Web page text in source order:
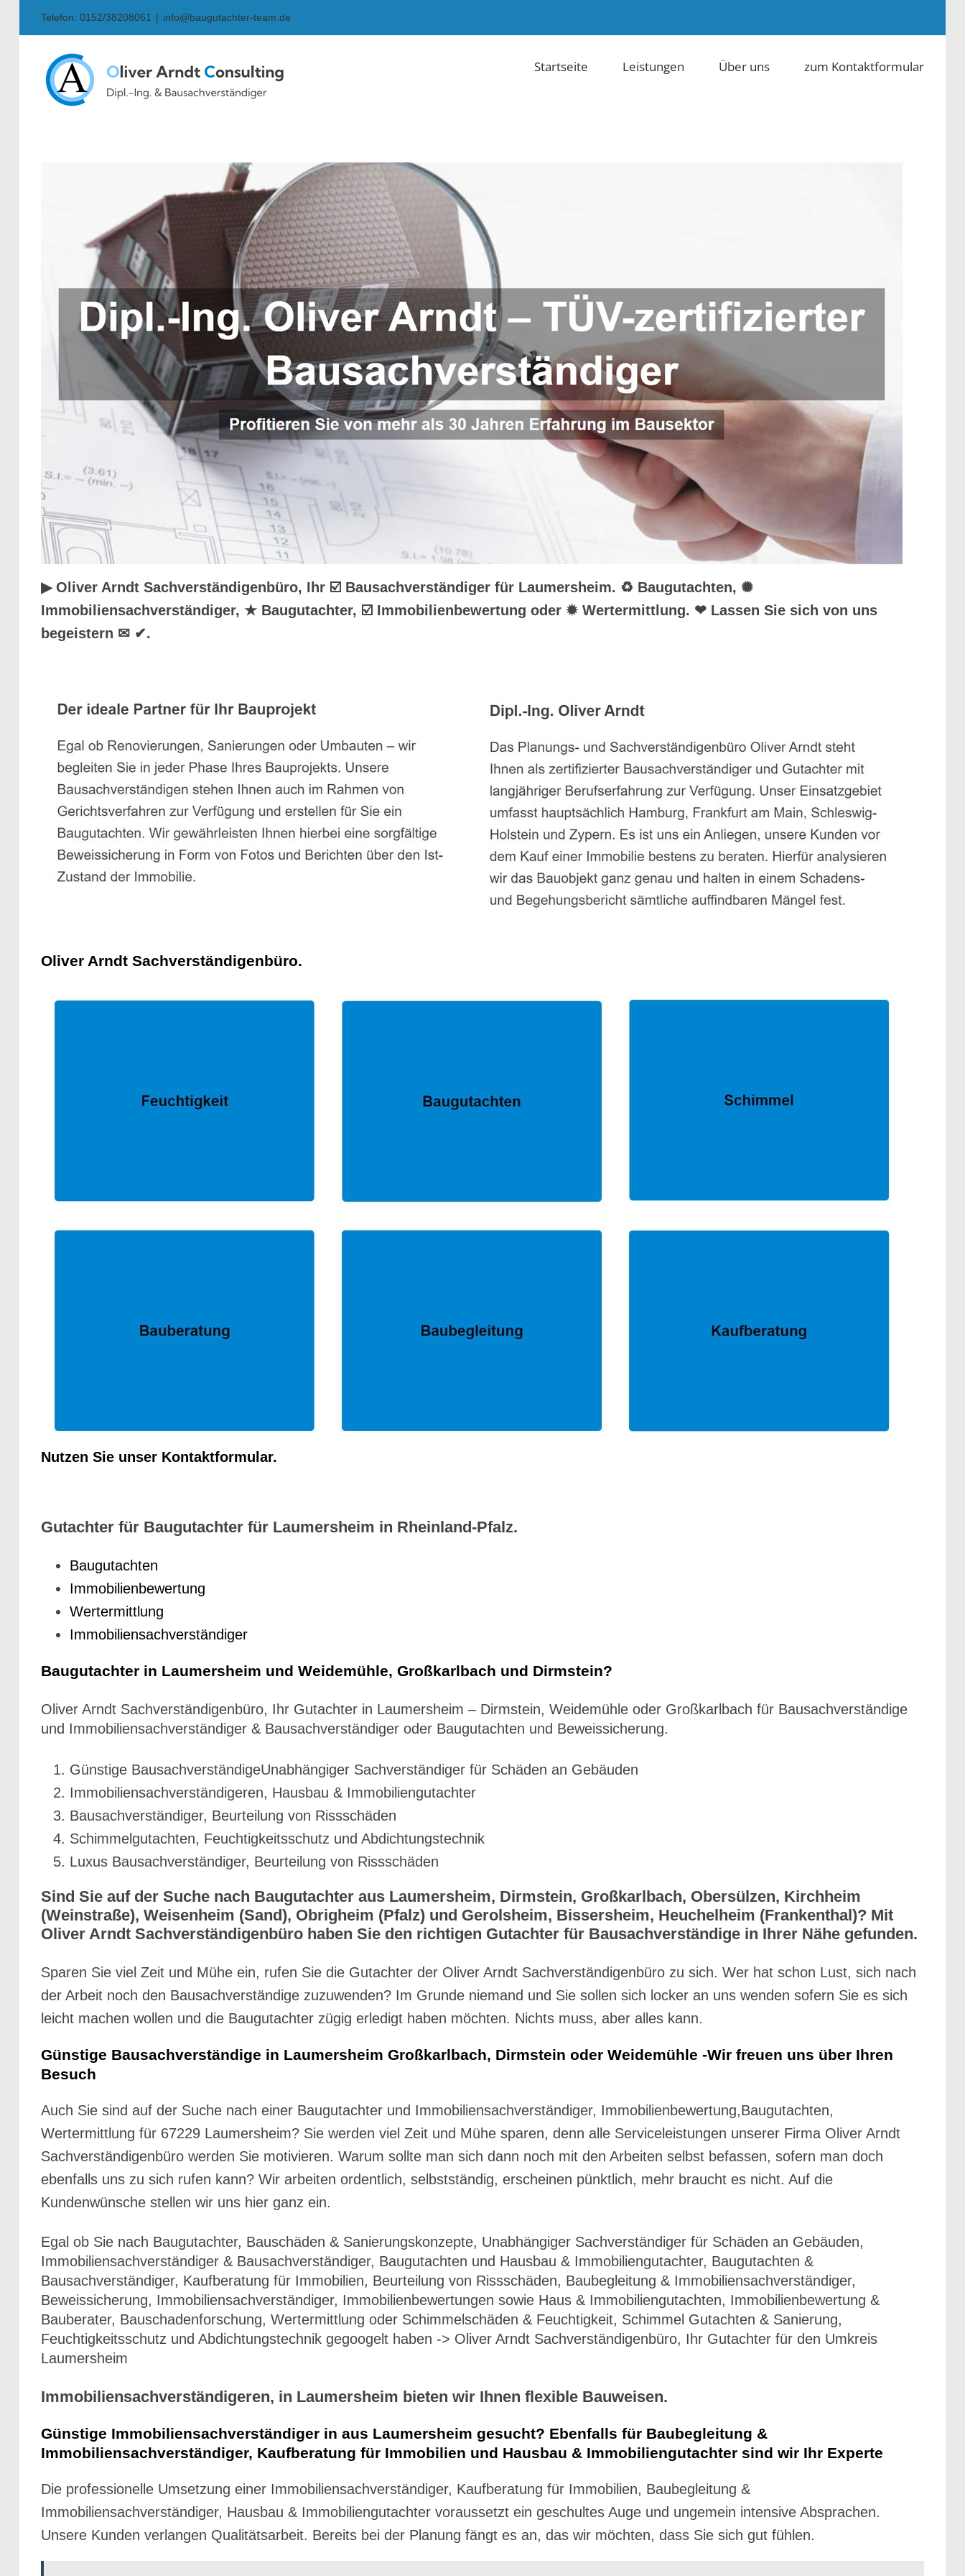
Telefon: 0152/38208061 | info@baugutachter-team.de
Startseite Leistungen Über uns zum Kontaktformular
▶︎ Oliver Arndt Sachverständigenbüro, Ihr ☑️ Bausachverständiger für Laumersheim. ♻ Baugutachten, ✺
Immobiliensachverständiger, ★ Baugutachter, ☑️ Immobilienbewertung oder ✹ Wertermittlung. ❤ Lassen Sie sich von uns
begeistern ✉ ✔.
Oliver Arndt Sachverständigenbüro.
Nutzen Sie unser Kontaktformular.
Gutachter für Baugutachter für Laumersheim in Rheinland-Pfalz.
Baugutachten
Immobilienbewertung
Wertermittlung
Immobiliensachverständiger
Baugutachter in Laumersheim und Weidemühle, Großkarlbach und Dirmstein?
Oliver Arndt Sachverständigenbüro, Ihr Gutachter in Laumersheim – Dirmstein, Weidemühle oder Großkarlbach für Bausachverständige
und Immobiliensachverständiger & Bausachverständiger oder Baugutachten und Beweissicherung.
Günstige BausachverständigeUnabhängiger Sachverständiger für Schäden an Gebäuden
Immobiliensachverständigeren, Hausbau & Immobiliengutachter
Bausachverständiger, Beurteilung von Rissschäden
Schimmelgutachten, Feuchtigkeitsschutz und Abdichtungstechnik
Luxus Bausachverständiger, Beurteilung von Rissschäden
Sind Sie auf der Suche nach Baugutachter aus Laumersheim, Dirmstein, Großkarlbach, Obersülzen, Kirchheim
(Weinstraße), Weisenheim (Sand), Obrigheim (Pfalz) und Gerolsheim, Bissersheim, Heuchelheim (Frankenthal)? Mit
Oliver Arndt Sachverständigenbüro haben Sie den richtigen Gutachter für Bausachverständige in Ihrer Nähe gefunden.
Sparen Sie viel Zeit und Mühe ein, rufen Sie die Gutachter der Oliver Arndt Sachverständigenbüro zu sich. Wer hat schon Lust, sich nach
der Arbeit noch den Bausachverständige zuzuwenden? Im Grunde niemand und Sie sollen sich locker an uns wenden sofern Sie es sich
leicht machen wollen und die Baugutachter zügig erledigt haben möchten. Nichts muss, aber alles kann.
Günstige Bausachverständige in Laumersheim Großkarlbach, Dirmstein oder Weidemühle -Wir freuen uns über Ihren
Besuch
Auch Sie sind auf der Suche nach einer Baugutachter und Immobiliensachverständiger, Immobilienbewertung,Baugutachten,
Wertermittlung für 67229 Laumersheim? Sie werden viel Zeit und Mühe sparen, denn alle Serviceleistungen unserer Firma Oliver Arndt
Sachverständigenbüro werden Sie motivieren. Warum sollte man sich dann noch mit den Arbeiten selbst befassen, sofern man doch
ebenfalls uns zu sich rufen kann? Wir arbeiten ordentlich, selbstständig, erscheinen pünktlich, mehr braucht es nicht. Auf die
Kundenwünsche stellen wir uns hier ganz ein.
Egal ob Sie nach Baugutachter, Bauschäden & Sanierungskonzepte, Unabhängiger Sachverständiger für Schäden an Gebäuden,
Immobiliensachverständiger & Bausachverständiger, Baugutachten und Hausbau & Immobiliengutachter, Baugutachten &
Bausachverständiger, Kaufberatung für Immobilien, Beurteilung von Rissschäden, Baubegleitung & Immobiliensachverständiger,
Beweissicherung, Immobiliensachverständiger, Immobilienbewertungen sowie Haus & Immobiliengutachten, Immobilienbewertung &
Bauberater, Bauschadenforschung, Wertermittlung oder Schimmelschäden & Feuchtigkeit, Schimmel Gutachten & Sanierung,
Feuchtigkeitsschutz und Abdichtungstechnik gegoogelt haben -> Oliver Arndt Sachverständigenbüro, Ihr Gutachter für den Umkreis
Laumersheim
Immobiliensachverständigeren, in Laumersheim bieten wir Ihnen flexible Bauweisen.
Günstige Immobiliensachverständiger in aus Laumersheim gesucht? Ebenfalls für Baubegleitung &
Immobiliensachverständiger, Kaufberatung für Immobilien und Hausbau & Immobiliengutachter sind wir Ihr Experte
Die professionelle Umsetzung einer Immobiliensachverständiger, Kaufberatung für Immobilien, Baubegleitung &
Immobiliensachverständiger, Hausbau & Immobiliengutachter voraussetzt ein geschultes Auge und ungemein intensive Absprachen.
Unsere Kunden verlangen Qualitätsarbeit. Bereits bei der Planung fängt es an, das wir möchten, dass Sie sich gut fühlen.